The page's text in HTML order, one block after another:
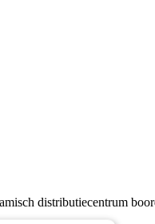
distributiecentrum